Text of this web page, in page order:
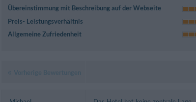
Übereinstimmung mit Beschreibung auf der Webseite
Preis- Leistungsverhältnis
Allgemeine Zufriedenheit